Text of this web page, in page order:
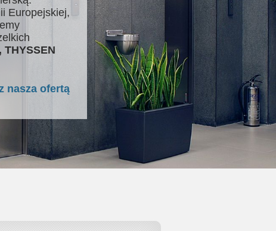
Europejskiej,
THYSSEN
nasza ofertą